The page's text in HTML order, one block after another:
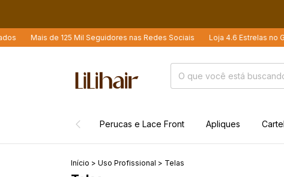
Mais de 125 Mil Seguidores nas Redes Sociais Loja 4.6 Estrelas no
Perucas e Lace Front Apliques
Início > Uso Profissional > Telas